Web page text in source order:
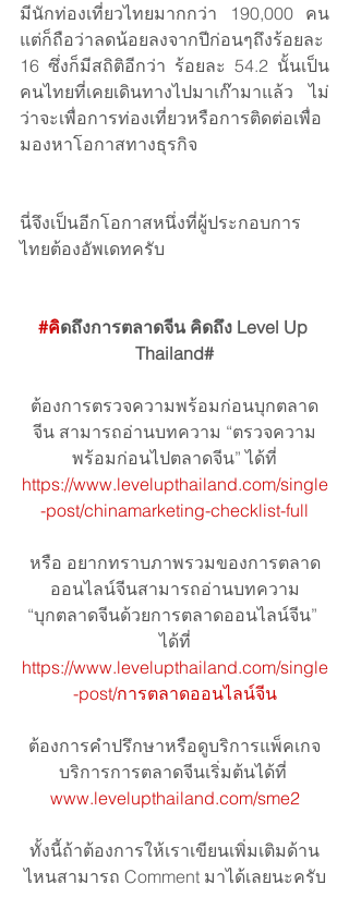
มีนักท่องเที่ยวไทยมากกว่า 190,000 คน
แต่ก็ถือว่าลดน้อยลงจากปีก่อนๆถึงร้อยละ
16 ซึ่งก็มีสถิติอีกว่า ร้อยละ 54.2 นั้นเป็น
คนไทยที่เคยเดินทางไปมาเก๊ามาแล้ว ไม่
ว่าจะเพื่อการท่องเที่ยวหรือการติดต่อเพื่อ
มองหาโอกาสทางธุรกิจ
นี่จึงเป็นอีกโอกาสหนึ่งที่ผู้ประกอบการ
ไทยต้องอัพเดทครับ
#คิดถึงการตลาดจีน คิดถึง Level Up
Thailand#
ต้องการตรวจความพร้อมก่อนบุกตลาด
จีน สามารถอ่านบทความ “ตรวจความ
พร้อมก่อนไปตลาดจีน” ได้ที่
https://www.levelupthailand.com/single
-post/chinamarketing-checklist-full
หรือ อยากทราบภาพรวมของการตลาด
ออนไลน์จีนสามารถอ่านบทความ
“บุกตลาดจีนด้วยการตลาดออนไลน์จีน”
ได้ที่
https://www.levelupthailand.com/single
-post/การตลาดออนไลน์จีน
ต้องการคำปรึกษาหรือดูบริการแพ็คเกจ
บริการการตลาดจีนเริ่มต้นได้ที่
www.levelupthailand.com/sme2
ทั้งนี้ถ้าต้องการให้เราเขียนเพิ่มเติมด้าน
ไหนสามารถ Comment มาได้เลยนะครับ